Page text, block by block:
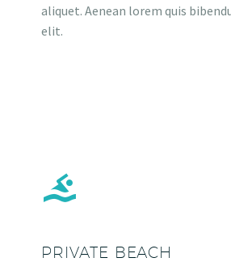
aliquet. Aenean lorem quis
elit.


PRIVATE BEACH